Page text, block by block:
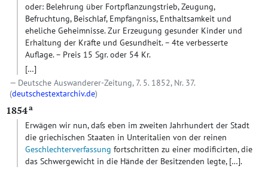
oder: Belehrung über Fortpflanzungstrieb, Zeugung,
Befruchtung, Beischlaf, Empfängniss, Enthaltsamkeit und
eheliche Geheimnisse. Zur Erzeugung gesunder Kinder und
Erhaltung der Kräfte und Gesundheit. – 4te verbesserte
Auflage. – Preis 15 Sgr. oder 54 Kr.
[…]
Deutsche Auswanderer-Zeitung, 7. 5. 1852, Nr. 37.
(deutschestextarchiv.de)
1854a
Erwägen wir nun, daſs eben im zweiten Jahrhundert der Stadt
die griechischen Staaten in Unteritalien von der reinen
Geschlechterverfassung fortschritten zu einer modificirten, die
das Schwergewicht in die Hände der Besitzenden legte, […].